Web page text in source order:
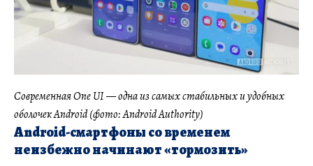
Современная One UI — одна из самых стабильных и удобных
оболочек Android (фото: Android Authority)
Android-смартфоны со временем
неизбежно начинают «тормозить»